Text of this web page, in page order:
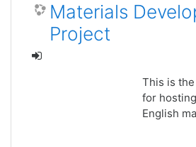
Materials
Project
This is
for
English